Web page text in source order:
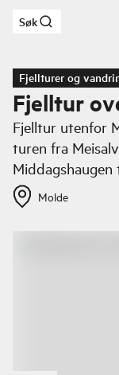
Hopp til
Søk
Fjellturer og
Fjelltur
Fjelltur utenfor
turen fra
Molde